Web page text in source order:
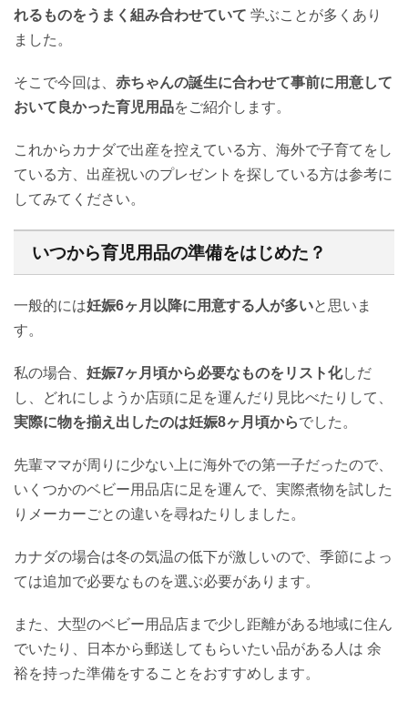
れるものをうまく組み合わせていて 学ぶことが多くあり
ました。
そこで今回は、 赤ちゃんの誕生に合わせて事前に用意して
おいて良かった育児用品をご紹介します。
これからカナダで出産を控えている方、海外で子育てをし
ている方、出産祝いのプレゼントを探している方は参考に
してみてください。
いつから育児用品の準備をはじめた？
一般的には妊娠6ヶ月以降に用意する人が多いと思いま
す。
私の場合、 妊娠7ヶ月頃から必要なものをリスト化しだ
し、どれにしようか店頭に足を運んだり見比べたりして、
実際に物を揃え出したのは妊娠8ヶ月頃からでした。
先輩ママが周りに少ない上に海外での第一子だったので、
いくつかのベビー用品店に足を運んで、実際煮物を試した
りメーカーごとの違いを尋ねたりしました。
カナダの場合は冬の気温の低下が激しいので、季節によっ
ては追加で必要なものを選ぶ必要があります。
また、大型のベビー用品店まで少し距離がある地域に住ん
でいたり、日本から郵送してもらいたい品がある人は 余
裕を持った準備をすることをおすすめします。